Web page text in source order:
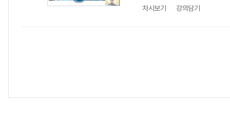
차시보기
강의담기